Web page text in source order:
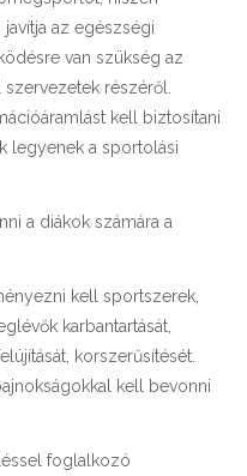
az egészségi
van szükség az
részéről.
kell biztosítani
legyenek a sportolási
a diákok számára a
kell sportszerek,
karbantartását,
korszerűsítését.
kell bevonni
foglalkozó